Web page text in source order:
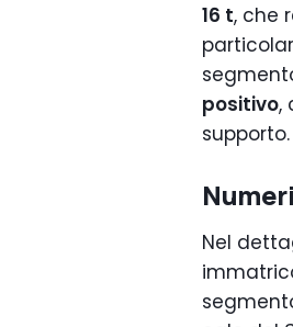
16 t, che
positivo,
supporto.
Nel